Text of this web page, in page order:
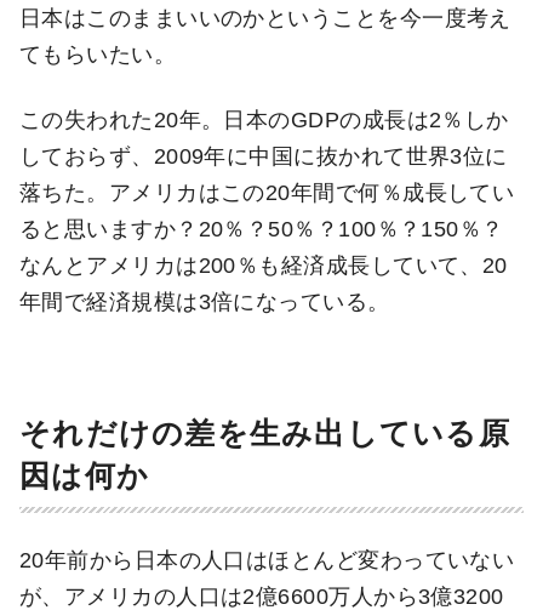
日本はこのままいいのかということを今一度考え
てもらいたい。
この失われた20年。日本のGDPの成長は2％しか
しておらず、2009年に中国に抜かれて世界3位に
落ちた。アメリカはこの20年間で何％成長してい
ると思いますか？20％？50％？100％？150％？
なんとアメリカは200％も経済成長していて、20
年間で経済規模は3倍になっている。
それだけの差を生み出している原
因は何か
20年前から日本の人口はほとんど変わっていない
が、アメリカの人口は2億6600万人から3億3200